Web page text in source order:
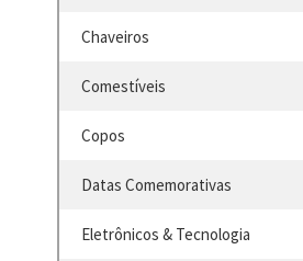
Chaveiros
Comestíveis
Copos
Datas Comemorativas
Eletrônicos & Tecnologia